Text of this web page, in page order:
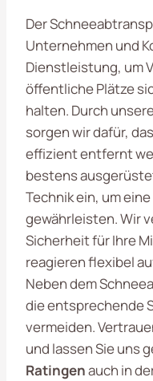
Der
Unternehmen und
Dienstleistung, um
öffentliche Plätze
halten. Durch
sorgen wir dafür,
effizient entfernt
bestens
Technik ein, um
gewährleisten. Wir
Sicherheit für Ihre
reagieren flexibel
Neben dem
die entsprechende
vermeiden.
und lassen Sie uns
Ratingenauch in